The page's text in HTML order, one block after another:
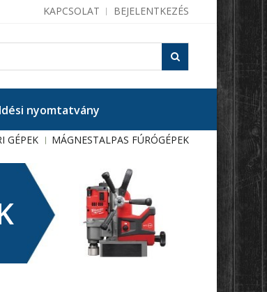
BEJELENTKEZÉS
KAPCSOLAT
nyomtatvány
GÉPEK MÁGNESTALPAS FÚRÓGÉPEK